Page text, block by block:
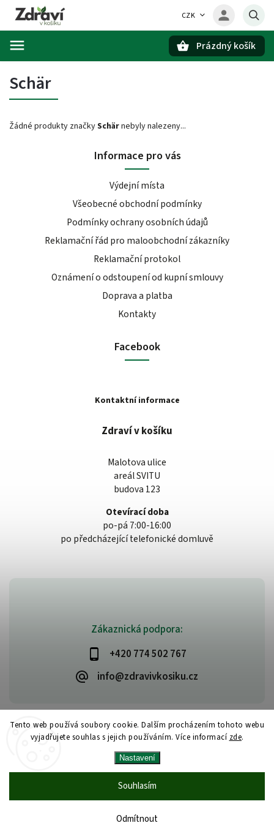
Tento web používá soubory cookie. Dalším procházením tohoto webu
vyjadřujete souhlas s jejich používáním. Více informací zde.
Nastavení
Odmítnout
Souhlasím
CZK
Prázdný košík
Schär
Žádné produkty značkySchärnebyly nalezeny...
Zákaznická podpora:
+420 774 502 767
info@zdravivkosiku.cz
Informace pro vás
Výdejní místa
Všeobecné obchodní podmínky
Podmínky ochrany osobních údajů
Reklamační řád pro maloobchodní zákazníky
Reklamační protokol
Oznámení o odstoupení od kupní smlouvy
Doprava a platba
Kontakty
Facebook
Kontaktní informace
Zdraví v košíku
Malotova ulice
areál SVITU
budova 123
Otevírací doba
po-pá 7:00-16:00
po předcházející telefonické domluvě
www.zdravivkosiku.cz
Upravit nastavení cookies
VytvořilShoptet | Design